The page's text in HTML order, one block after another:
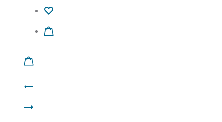
Product
navigation
Shirt